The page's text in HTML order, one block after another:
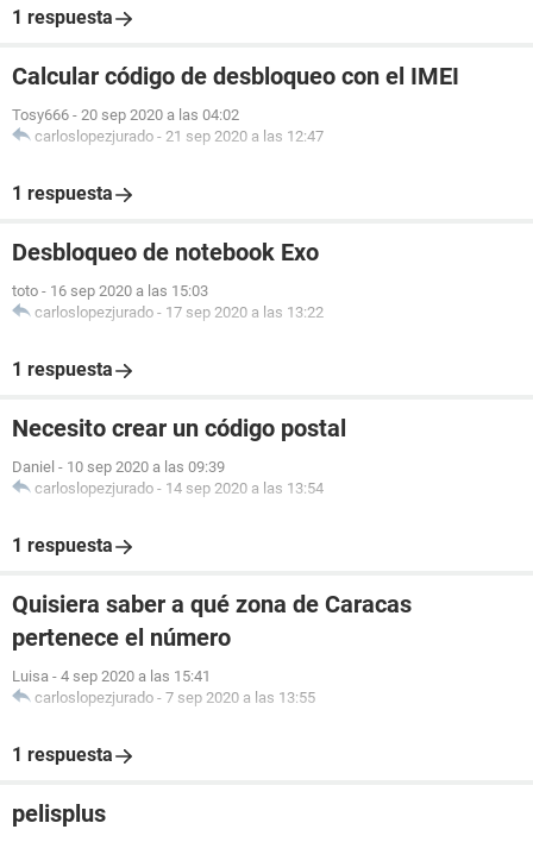
1 respuesta
Calcular código de desbloqueo con el IMEI
Tosy666 - 20 sep 2020 a las 04:02
carloslopezjurado - 21 sep 2020 a las 12:47
1 respuesta
Desbloqueo de notebook Exo
toto - 16 sep 2020 a las 15:03
carloslopezjurado - 17 sep 2020 a las 13:22
1 respuesta
Necesito crear un código postal
Daniel - 10 sep 2020 a las 09:39
carloslopezjurado - 14 sep 2020 a las 13:54
1 respuesta
Quisiera saber a qué zona de Caracas
pertenece el número
Luisa - 4 sep 2020 a las 15:41
carloslopezjurado - 7 sep 2020 a las 13:55
1 respuesta
pelisplus